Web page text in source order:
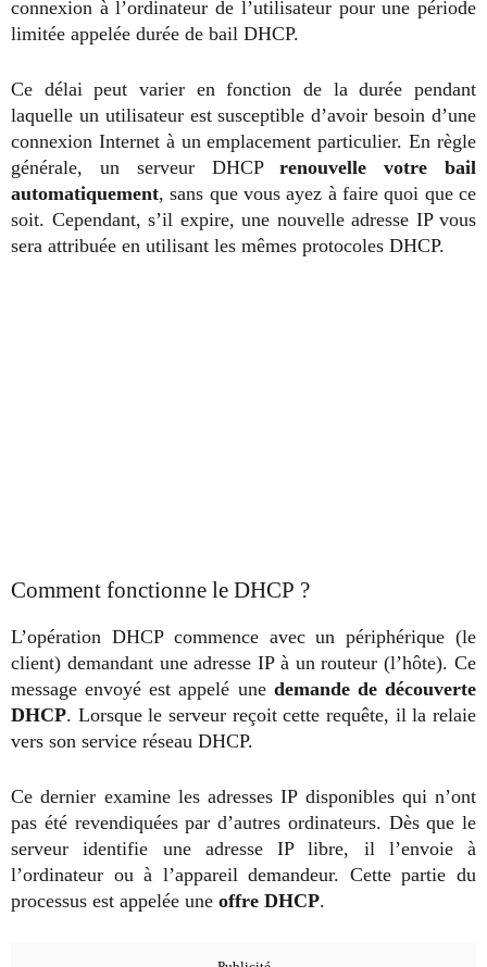
connexion à l’ordinateur de l’utilisateur pour une période
limitée appelée durée de bail DHCP.
Ce délai peut varier en fonction de la durée pendant
laquelle un utilisateur est susceptible d’avoir besoin d’une
connexion Internet à un emplacement particulier. En règle
générale, un serveur DHCPrenouvelle votre bail
automatiquement, sans que vous ayez à faire quoi que ce
soit. Cependant, s’il expire, une nouvelle adresse IP vous
sera attribuée en utilisant les mêmes protocoles DHCP.
Comment fonctionne le DHCP ?
L’opération DHCP commence avec un périphérique (le
client) demandant une adresse IP à un routeur (l’hôte). Ce
message envoyé est appelé une demande de découverte
DHCP. Lorsque le serveur reçoit cette requête, il la relaie
vers son service réseau DHCP.
Ce dernier examine les adresses IP disponibles qui n’ont
pas été revendiquées par d’autres ordinateurs. Dès que le
serveur identifie une adresse IP libre, il l’envoie à
l’ordinateur ou à l’appareil demandeur. Cette partie du
processus est appelée une offre DHCP.